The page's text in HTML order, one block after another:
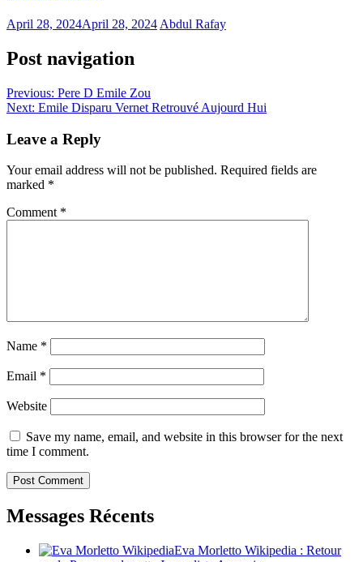
April 28, 2024April 28, 2024 Abdul Rafay
Post navigation
Previous: Pere D Emile Zou
Next: Emile Disparu Vernet Retrouvé Aujourd Hui
Leave a Reply
Your email address will not be published. Required fields are
marked *
Comment *
Name *
Email *
Website
Save my name, email, and website in this browser for the next
time I comment.
Messages Récents
Eva Morletto Wikipedia : Retour